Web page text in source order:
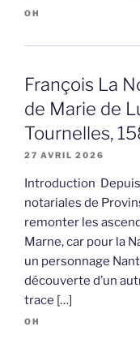
OH
François La
de Marie de
Tournelles,
27 AVRIL 2026
Introduction
notariales de
remonter les
Marne, car pour la
un personnage
découverte d’un
trace […]
OH